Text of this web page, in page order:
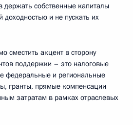
держать собственные капиталы
доходностью и не пускать их
сместить акцент в сторону
поддержки – это налоговые
федеральные и региональные
гранты, прямые компенсации
затратам в рамках отраслевых